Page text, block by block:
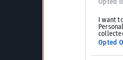
Opted
I want
Opted